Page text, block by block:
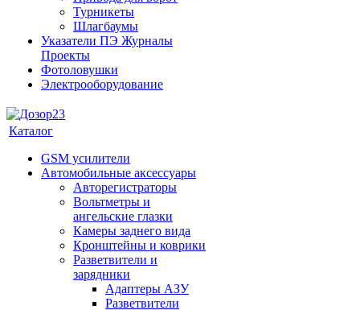
Турникеты
Шлагбаумы
Указатели ПЭ Журналы
Проекты
Фотоловушки
Электрооборудование
Каталог
GSM усилители
Автомобильные аксессуары
Авторегистраторы
Вольтметры и
ангельские глазки
Камеры заднего вида
Кронштейны и коврики
Разветвители и
зарядники
Адаптеры АЗУ
Разветвители